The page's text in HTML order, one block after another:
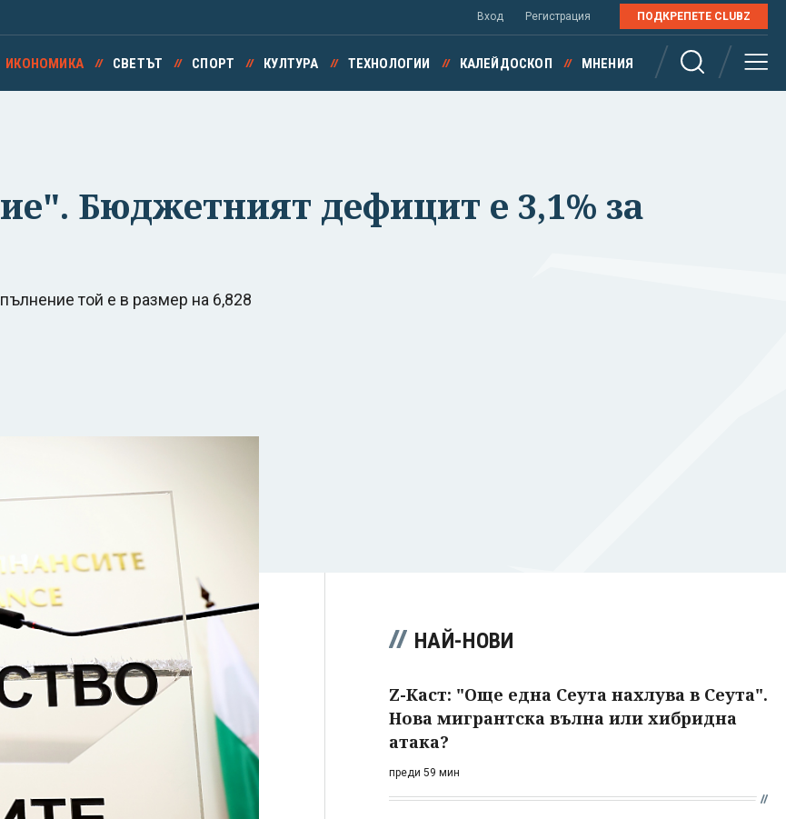
Вход Регистрация ПОДКРЕПЕТЕ CLUBZ
ИКОНОМИКА СВЕТЪТ СПОРТ КУЛТУРА ТЕХНОЛОГИИ КАЛЕЙДОСКОП МНЕНИЯ
Бюджетният дефицит е 3,1% за
той е в размер на 6,828
НАЙ-НОВИ
Z-Каст: "Още една Сеута нахлува в Сеута".
Нова мигрантска вълна или хибридна
атака?
преди 59 мин